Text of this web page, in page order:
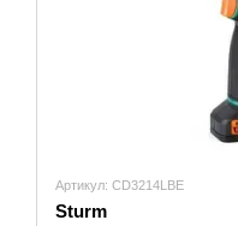
Артикул: CD3214LBE
Sturm